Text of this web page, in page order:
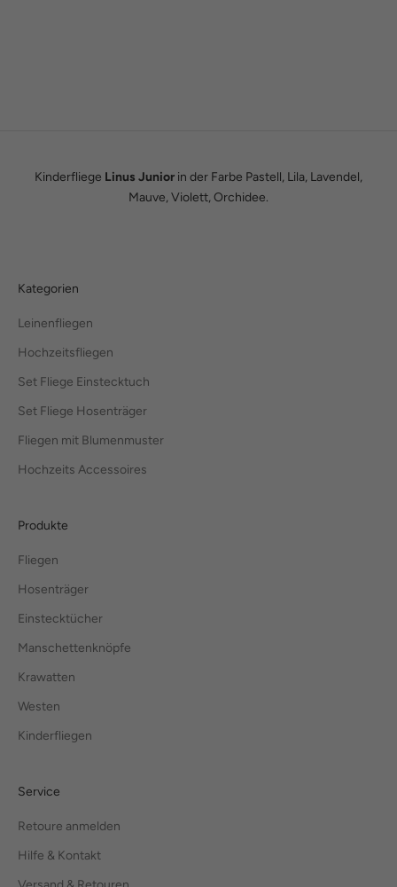
Kinderfliege Linus Junior in der Farbe Pastell, Lila, Lavendel,
Mauve, Violett, Orchidee.
Kategorien
Leinenfliegen
Hochzeitsfliegen
Set Fliege Einstecktuch
Set Fliege Hosenträger
Fliegen mit Blumenmuster
Hochzeits Accessoires
Produkte
Fliegen
Hosenträger
Einstecktücher
Manschettenknöpfe
Krawatten
Westen
Kinderfliegen
Service
Retoure anmelden
Hilfe & Kontakt